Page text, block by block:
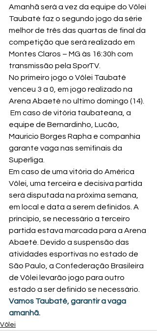
Amanhã será a vez da equipe do Vôlei
Taubaté faz o segundo jogo da série
melhor de três das quartas de final da
competição que será realizado em
Montes Claros – MG às 16:30h com
transmissão pela SporTV.
No primeiro jogo o Vôlei Taubaté
venceu 3 a 0, em jogo realizado na
Arena Abaeté no ultimo domingo (14).
Em caso de vitória taubateana, a
equipe de Bernardinho, Lucão,
Mauricio Borges Rapha e companhia
garante vaga nas semifinais da
Superliga.
Em caso de uma vitória do América
Vôlei, uma terceira e decisiva partida
será disputada na próxima semana,
em local e data a serem definidos. A
principio, se necessário a terceiro
partida estava marcada para a Arena
Abaeté. Devido a suspensão das
atividades esportivas no estado de
São Paulo, a Confederação Brasileira
de Vôlei levarão jogo para outro
estado a ser definido se necessário.
Vamos Taubaté, garantir a vaga
amanhã.
Vôlei